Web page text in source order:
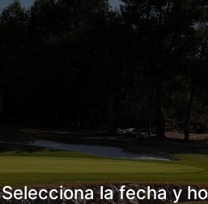
Selecciona la fecha y